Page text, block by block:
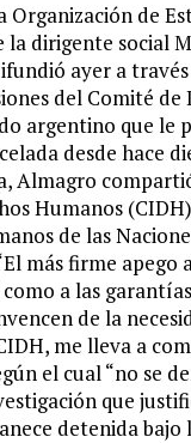
de
la dirigente social
ayer a
del Comité
argentino que
desde hace
Almagro
Humanos
de las
más firme
a las
de la
me lleva a
el cual “no se
que
detenida